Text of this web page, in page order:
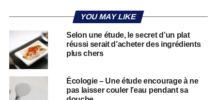
YOU MAY LIKE
Selon une étude, le secret d’un plat
réussi serait d’acheter des ingrédients
plus chers
Écologie – Une étude encourage à ne
pas laisser couler l’eau pendant sa